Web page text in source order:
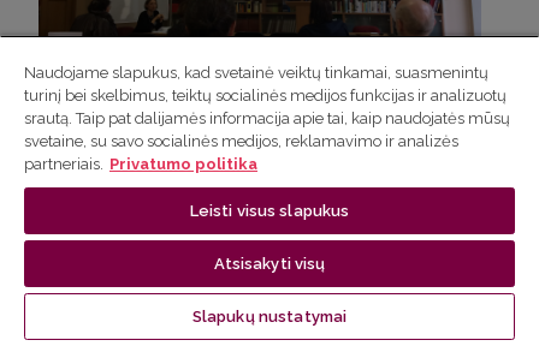
Naudojame slapukus, kad svetainė veiktų tinkamai, suasmenintų
turinį bei skelbimus, teiktų socialinės medijos funkcijas ir analizuotų
srautą. Taip pat dalijamės informacija apie tai, kaip naudojatės mūsų
svetaine, su savo socialinės medijos, reklamavimo ir analizės
partneriais. Privatumo politika
Leisti visus slapukus
Atsisakyti visų
Slapukų nustatymai